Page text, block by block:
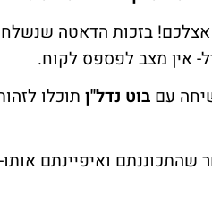
אצלכם! בזכות הדאטה
אין מצב לפספס לקוח.
בוט נדל"ן תוכלו
ואיפיינתם